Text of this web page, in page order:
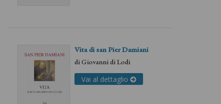
Vita di san Pier Damiani
diGiovanni di Lodi
Vai al dettaglio